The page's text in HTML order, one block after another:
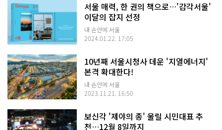
서울 매력, 한 권의 책으로…'감각서울'
이달의 잡지 선정
내 손안에 서울
2024.01.22. 17:05
10년째 서울시청사 데운 '지열에너지'
본격 확대한다!
내 손안에 서울
2023.11.21. 16:50
보신각 '제야의 종' 울릴 시민대표 추
천…12월 8일까지